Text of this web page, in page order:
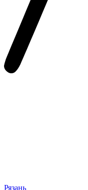
Рязань